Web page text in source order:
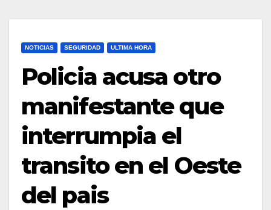
NOTICIAS SEGURIDAD ULTIMA HORA
Policia acusa otro
manifestante que
interrumpia el
transito en el Oeste
del pais